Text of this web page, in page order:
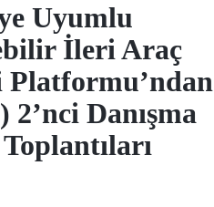
Uyumlu
İleri Araç
Danışma